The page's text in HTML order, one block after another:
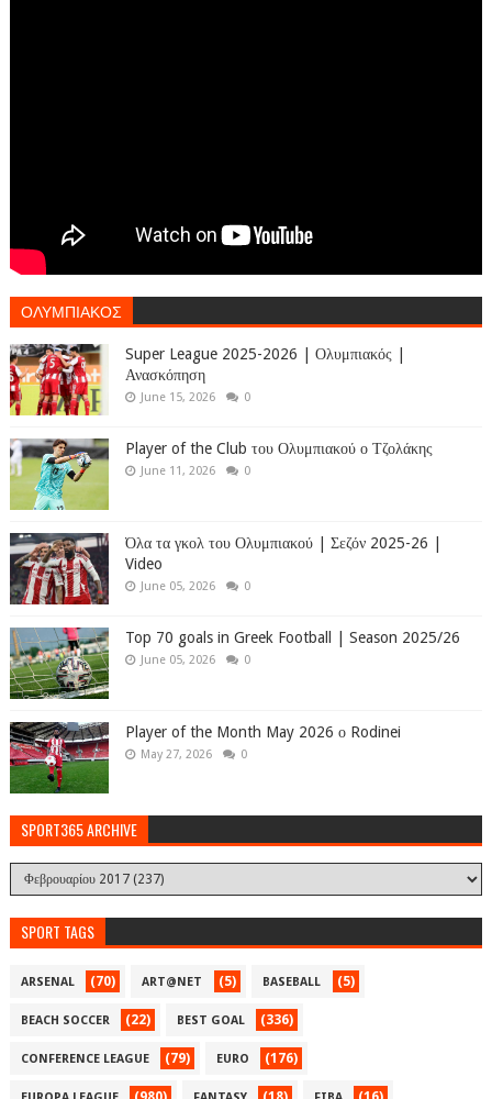
ΟΛΥΜΠΙΑΚΟΣ
Super League 2025-2026 | Ολυμπιακός |
Ανασκόπηση
June 15, 2026 0
Player of the Club του Ολυμπιακού ο Τζολάκης
June 11, 2026 0
Όλα τα γκολ του Ολυμπιακού | Σεζόν 2025-26 |
Video
June 05, 2026 0
Top 70 goals in Greek Football | Season 2025/26
June 05, 2026 0
Player of the Month May 2026 ο Rodinei
May 27, 2026 0
SPORT365 ARCHIVE
SPORT TAGS
ARSENAL (70) ART@NET (5) BASEBALL (5)
BEACH SOCCER (22) BEST GOAL (336)
CONFERENCE LEAGUE (79) EURO (176)